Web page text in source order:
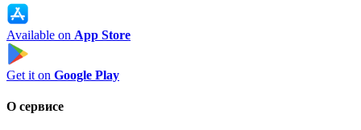
Available on App Store
Get it on Google Play
О сервисе